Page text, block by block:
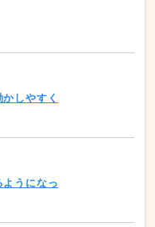
しやすく
うになっ